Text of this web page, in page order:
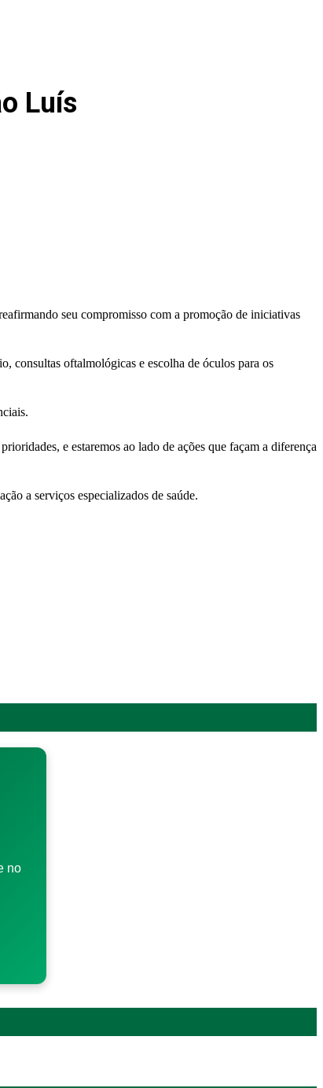
Luís
seu compromisso com a promoção de iniciativas
consultas oftalmológicas e escolha de óculos para os
e estaremos ao lado de ações que façam a diferença
a serviços especializados de saúde.
no